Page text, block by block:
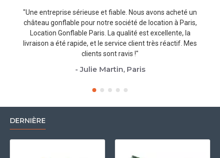
"Une entreprise sérieuse et fiable. Nous avons acheté un
château gonflable pour notre société de location à Paris,
Location Gonflable Paris. La qualité est excellente, la
livraison a été rapide, et le service client très réactif. Mes
clients sont ravis !"
- Julie Martin, Paris
DERNIÈRE